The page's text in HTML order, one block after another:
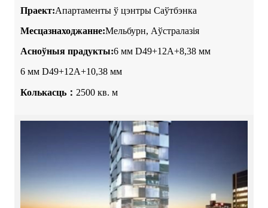
Праект:Апартаменты ў цэнтры Саўтбэнка
Месцазнаходжанне:Мельбурн, Аўстралазія
Асноўныя прадукты:6 мм D49+12A+8,38 мм
6 мм D49+12A+10,38 мм
Колькасць： 2500 кв. м